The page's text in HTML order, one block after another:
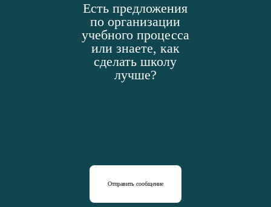
Есть предложения
по организации
учебного процесса
или знаете, как
сделать школу
лучше?
Отправить сообщение